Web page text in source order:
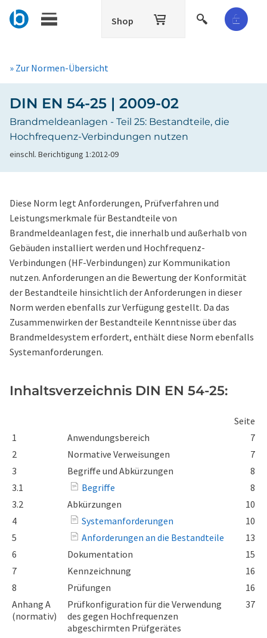
Shop
» Zur Normen-Übersicht
DIN EN 54-25 | 2009-02
Brandmeldeanlagen - Teil 25: Bestandteile, die
Hochfrequenz-Verbindungen nutzen
einschl. Berichtigung 1:2012-09
Diese Norm legt Anforderungen, Prüfverfahren und
Leistungsmerkmale für Bestandteile von
Brandmeldeanlagen fest, die innerhalb und außerhalb von
Gebäuden installiert werden und Hochfrequenz-
Verbindungen (HF-Verbindungen) zur Kommunikation
nutzen. Anforderungen an die Bewertung der Konformität
der Bestandteile hinsichtlich der Anforderungen in dieser
Norm werden ebenfalls zur Verfügung gestellt. Da das
Zusammenwirken der Bestandteile Kenntnisse über das
Brandmeldesystem erfordert, enthält diese Norm ebenfalls
Systemanforderungen.
Inhaltsverzeichnis DIN EN 54-25:
Seite
1
Anwendungsbereich
7
2
Normative Verweisungen
7
3
Begriffe und Abkürzungen
8
3.1
Begriffe
8
3.2
Abkürzungen
10
4
Systemanforderungen
10
5
Anforderungen an die Bestandteile
13
6
Dokumentation
15
7
Kennzeichnung
16
8
Prüfungen
16
Anhang A
(normativ)
Prüfkonfiguration für die Verwendung
des gegen Hochfrequenzen
abgeschirmten Prüfgerätes
37